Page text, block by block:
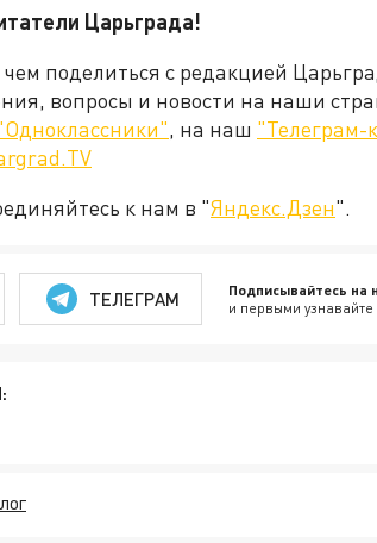
Царьграда!
чем поделиться с редакцией
вопросы и новости на наши
, на наш "Телеграм-
к нам в "Яндекс.Дзен".
ТЕЛЕГРАМ Подписывайтесь на
и первыми